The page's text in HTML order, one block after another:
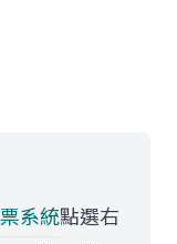
系統點選右